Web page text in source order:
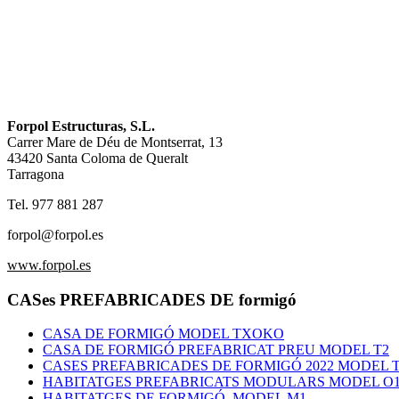
Forpol Estructuras, S.L.
Carrer Mare de Déu de Montserrat, 13
43420 Santa Coloma de Queralt
Tarragona
Tel. 977 881 287
forpol@forpol.es
www.forpol.es
CASes PREFABRICADES DE formigó
CASA DE FORMIGÓ MODEL TXOKO
CASA DE FORMIGÓ PREFABRICAT PREU MODEL T2
CASES PREFABRICADES DE FORMIGÓ 2022 MODEL
HABITATGES PREFABRICATS MODULARS MODEL